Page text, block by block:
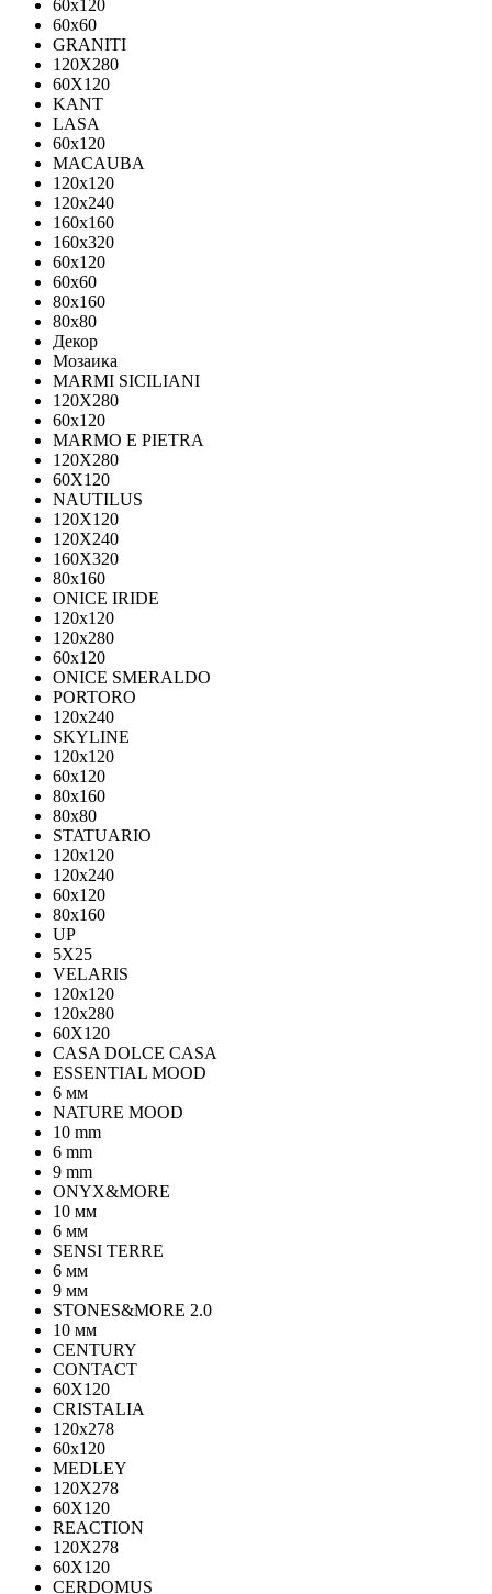
60x120
60x60
GRANITI
120X280
60X120
KANT
LASA
60x120
MACAUBA
120x120
120x240
160x160
160x320
60x120
60x60
80x160
80x80
Декор
Мозаика
MARMI SICILIANI
120Х280
60x120
MARMO E PIETRA
120X280
60X120
NAUTILUS
120X120
120X240
160X320
80х160
ONICE IRIDE
120x120
120x280
60x120
ONICE SMERALDO
PORTORO
120x240
SKYLINE
120x120
60x120
80x160
80x80
STATUARIO
120x120
120x240
60x120
80x160
UP
5Х25
VELARIS
120х120
120х280
60X120
CASA DOLCE CASA
ESSENTIAL MOOD
6 мм
NATURE MOOD
10 mm
6 mm
9 mm
ONYX&MORE
10 мм
6 мм
SENSI TERRE
6 мм
9 мм
STONES&MORE 2.0
10 мм
CENTURY
CONTACT
60X120
CRISTALIA
120x278
60x120
MEDLEY
120X278
60X120
REACTION
120X278
60X120
CERDOMUS